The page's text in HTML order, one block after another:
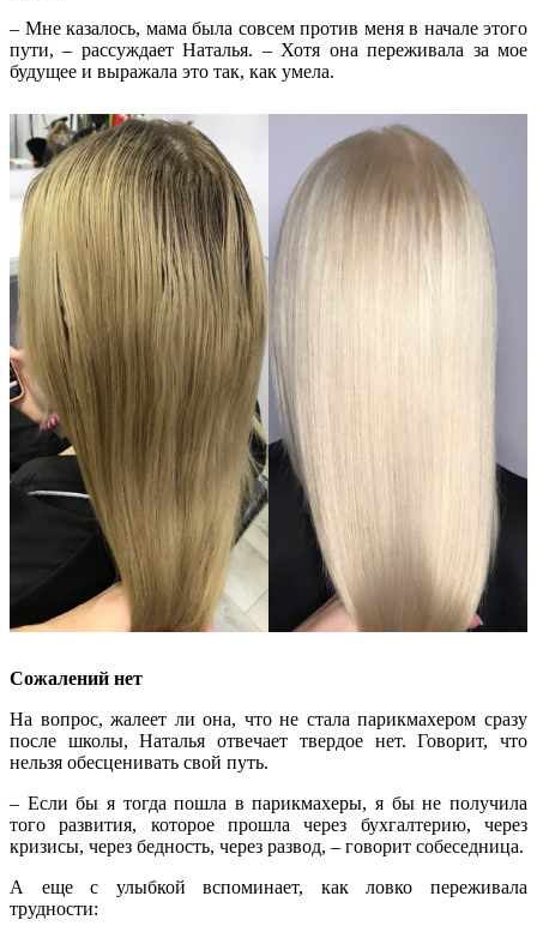
– Мне казалось, мама была совсем против меня в начале этого
пути, – рассуждает Наталья. – Хотя она переживала за мое
будущее и выражала это так, как умела.
Сожалений нет
На вопрос, жалеет ли она, что не стала парикмахером сразу
после школы, Наталья отвечает твердое нет. Говорит, что
нельзя обесценивать свой путь.
– Если бы я тогда пошла в парикмахеры, я бы не получила
того развития, которое прошла через бухгалтерию, через
кризисы, через бедность, через развод, – говорит собеседница.
А еще с улыбкой вспоминает, как ловко переживала
трудности: